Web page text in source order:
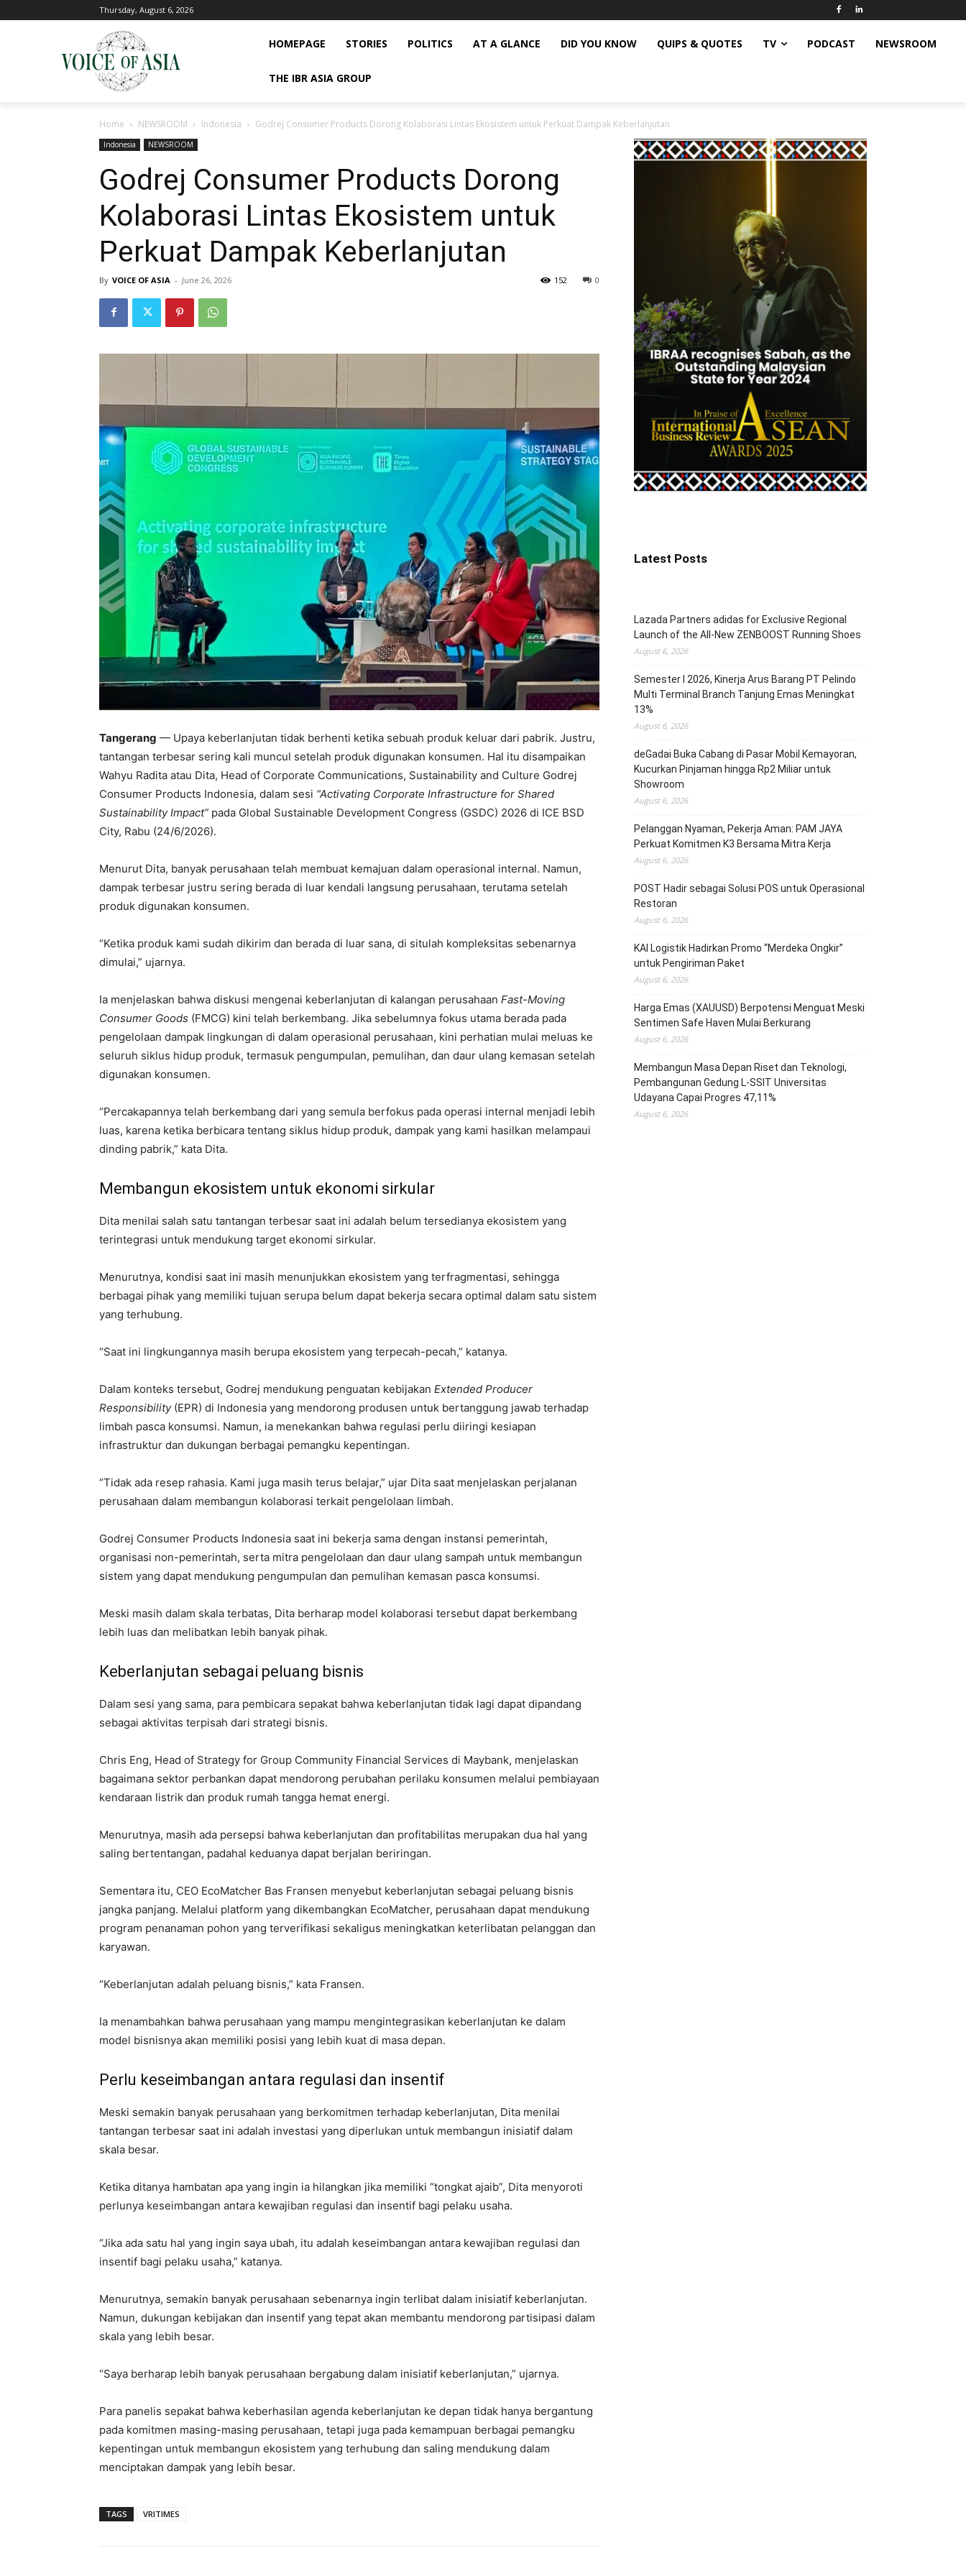
Thursday, August 6, 2026
HOMEPAGE STORIES POLITICS AT A GLANCE DID YOU KNOW QUIPS & QUOTES TV PODCAST NEWSROOM
THE IBR ASIA GROUP
Home NEWSROOM Indonesia Godrej Consumer Products Dorong Kolaborasi Lintas Ekosistem untuk Perkuat Dampak Keberlanjutan
Indonesia NEWSROOM
Godrej Consumer Products Dorong
Kolaborasi Lintas Ekosistem untuk
Perkuat Dampak Keberlanjutan
By VOICE OF ASIA - June 26, 2026 0
152
Tangerang — Upaya keberlanjutan tidak berhenti ketika sebuah produk keluar dari pabrik. Justru,
tantangan terbesar sering kali muncul setelah produk digunakan konsumen. Hal itu disampaikan
Wahyu Radita atau Dita, Head of Corporate Communications, Sustainability and Culture Godrej
Consumer Products Indonesia, dalam sesi “Activating Corporate Infrastructure for Shared
Sustainability Impact” pada Global Sustainable Development Congress (GSDC) 2026 di ICE BSD
City, Rabu (24/6/2026).
Menurut Dita, banyak perusahaan telah membuat kemajuan dalam operasional internal. Namun,
dampak terbesar justru sering berada di luar kendali langsung perusahaan, terutama setelah
produk digunakan konsumen.
“Ketika produk kami sudah dikirim dan berada di luar sana, di situlah kompleksitas sebenarnya
dimulai,” ujarnya.
Ia menjelaskan bahwa diskusi mengenai keberlanjutan di kalangan perusahaan Fast-Moving
Consumer Goods (FMCG) kini telah berkembang. Jika sebelumnya fokus utama berada pada
pengelolaan dampak lingkungan di dalam operasional perusahaan, kini perhatian mulai meluas ke
seluruh siklus hidup produk, termasuk pengumpulan, pemulihan, dan daur ulang kemasan setelah
digunakan konsumen.
“Percakapannya telah berkembang dari yang semula berfokus pada operasi internal menjadi lebih
luas, karena ketika berbicara tentang siklus hidup produk, dampak yang kami hasilkan melampaui
dinding pabrik,” kata Dita.
Membangun ekosistem untuk ekonomi sirkular
Dita menilai salah satu tantangan terbesar saat ini adalah belum tersedianya ekosistem yang
terintegrasi untuk mendukung target ekonomi sirkular.
Menurutnya, kondisi saat ini masih menunjukkan ekosistem yang terfragmentasi, sehingga
berbagai pihak yang memiliki tujuan serupa belum dapat bekerja secara optimal dalam satu sistem
yang terhubung.
“Saat ini lingkungannya masih berupa ekosistem yang terpecah-pecah,” katanya.
Dalam konteks tersebut, Godrej mendukung penguatan kebijakan Extended Producer
Responsibility (EPR) di Indonesia yang mendorong produsen untuk bertanggung jawab terhadap
limbah pasca konsumsi. Namun, ia menekankan bahwa regulasi perlu diiringi kesiapan
infrastruktur dan dukungan berbagai pemangku kepentingan.
“Tidak ada resep rahasia. Kami juga masih terus belajar,” ujar Dita saat menjelaskan perjalanan
perusahaan dalam membangun kolaborasi terkait pengelolaan limbah.
Godrej Consumer Products Indonesia saat ini bekerja sama dengan instansi pemerintah,
organisasi non-pemerintah, serta mitra pengelolaan dan daur ulang sampah untuk membangun
sistem yang dapat mendukung pengumpulan dan pemulihan kemasan pasca konsumsi.
Meski masih dalam skala terbatas, Dita berharap model kolaborasi tersebut dapat berkembang
lebih luas dan melibatkan lebih banyak pihak.
Keberlanjutan sebagai peluang bisnis
Dalam sesi yang sama, para pembicara sepakat bahwa keberlanjutan tidak lagi dapat dipandang
sebagai aktivitas terpisah dari strategi bisnis.
Chris Eng, Head of Strategy for Group Community Financial Services di Maybank, menjelaskan
bagaimana sektor perbankan dapat mendorong perubahan perilaku konsumen melalui pembiayaan
kendaraan listrik dan produk rumah tangga hemat energi.
Menurutnya, masih ada persepsi bahwa keberlanjutan dan profitabilitas merupakan dua hal yang
saling bertentangan, padahal keduanya dapat berjalan beriringan.
Sementara itu, CEO EcoMatcher Bas Fransen menyebut keberlanjutan sebagai peluang bisnis
jangka panjang. Melalui platform yang dikembangkan EcoMatcher, perusahaan dapat mendukung
program penanaman pohon yang terverifikasi sekaligus meningkatkan keterlibatan pelanggan dan
karyawan.
“Keberlanjutan adalah peluang bisnis,” kata Fransen.
Ia menambahkan bahwa perusahaan yang mampu mengintegrasikan keberlanjutan ke dalam
model bisnisnya akan memiliki posisi yang lebih kuat di masa depan.
Perlu keseimbangan antara regulasi dan insentif
Meski semakin banyak perusahaan yang berkomitmen terhadap keberlanjutan, Dita menilai
tantangan terbesar saat ini adalah investasi yang diperlukan untuk membangun inisiatif dalam
skala besar.
Ketika ditanya hambatan apa yang ingin ia hilangkan jika memiliki “tongkat ajaib”, Dita menyoroti
perlunya keseimbangan antara kewajiban regulasi dan insentif bagi pelaku usaha.
“Jika ada satu hal yang ingin saya ubah, itu adalah keseimbangan antara kewajiban regulasi dan
insentif bagi pelaku usaha,” katanya.
Menurutnya, semakin banyak perusahaan sebenarnya ingin terlibat dalam inisiatif keberlanjutan.
Namun, dukungan kebijakan dan insentif yang tepat akan membantu mendorong partisipasi dalam
skala yang lebih besar.
“Saya berharap lebih banyak perusahaan bergabung dalam inisiatif keberlanjutan,” ujarnya.
Para panelis sepakat bahwa keberhasilan agenda keberlanjutan ke depan tidak hanya bergantung
pada komitmen masing-masing perusahaan, tetapi juga pada kemampuan berbagai pemangku
kepentingan untuk membangun ekosistem yang terhubung dan saling mendukung dalam
menciptakan dampak yang lebih besar.
TAGS VRITIMES
Latest Posts
Lazada Partners adidas for Exclusive Regional
Launch of the All-New ZENBOOST Running Shoes
August 6, 2026
Semester I 2026, Kinerja Arus Barang PT Pelindo
Multi Terminal Branch Tanjung Emas Meningkat
13%
August 6, 2026
deGadai Buka Cabang di Pasar Mobil Kemayoran,
Kucurkan Pinjaman hingga Rp2 Miliar untuk
Showroom
August 6, 2026
Pelanggan Nyaman, Pekerja Aman: PAM JAYA
Perkuat Komitmen K3 Bersama Mitra Kerja
August 6, 2026
POST Hadir sebagai Solusi POS untuk Operasional
Restoran
August 6, 2026
KAI Logistik Hadirkan Promo “Merdeka Ongkir”
untuk Pengiriman Paket
August 6, 2026
Harga Emas (XAUUSD) Berpotensi Menguat Meski
Sentimen Safe Haven Mulai Berkurang
August 6, 2026
Membangun Masa Depan Riset dan Teknologi,
Pembangunan Gedung L-SSIT Universitas
Udayana Capai Progres 47,11%
August 6, 2026